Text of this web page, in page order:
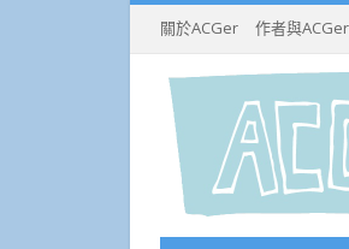
關於ACGer 作者與